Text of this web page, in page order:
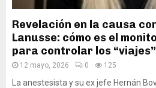
Revelación en la causa
Lanusse: cómo es el
para controlar los “viajes”
12 mayo, 2026 0 125
La anestesista y su ex jefe Hernán